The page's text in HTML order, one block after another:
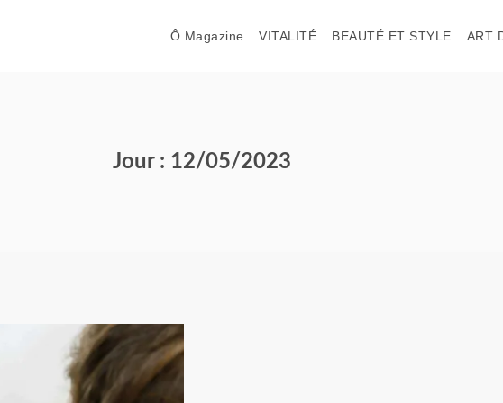
Ô Magazine VITALITÉ BEAUTÉ ET STYLE ART
Jour : 12/05/2023